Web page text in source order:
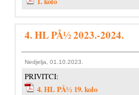
4. HL PÅ½ 2023.-2024.
Nedjelja, 01.10.2023.
PRIVITCI:
4. HL PÅ½ 19. kolo